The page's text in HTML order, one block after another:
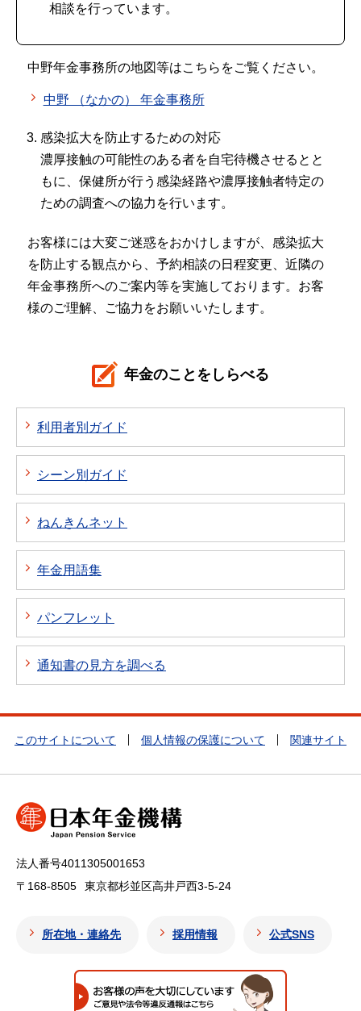
相談を行っています。
中野年金事務所の地図等はこちらをご覧ください。
中野 （なかの） 年金事務所
感染拡大を防止するための対応
濃厚接触の可能性のある者を自宅待機させるとと
もに、保健所が行う感染経路や濃厚接触者特定の
ための調査への協力を行います。
お客様には大変ご迷惑をおかけしますが、感染拡大
を防止する観点から、予約相談の日程変更、近隣の
年金事務所へのご案内等を実施しております。お客
様のご理解、ご協力をお願いいたします。
年金のことをしらべる
利用者別ガイド
シーン別ガイド
ねんきんネット
年金用語集
パンフレット
通知書の見方を調べる
このサイトについて 個人情報の保護について 関連サイト
法人番号4011305001653
〒168-8505
東京都杉並区高井戸西3-5-24
所在地・連絡先 採用情報 公式SNS